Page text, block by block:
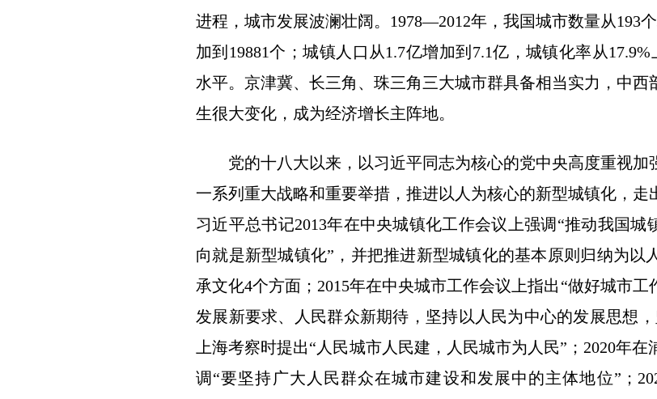
进程，城市发展波澜壮阔。1978—2012年，我国城市数量从193
加到19881个；城镇人口从1.7亿增加到7.1亿，城镇化率从
水平。京津冀、长三角、珠三角三大城市群具备相当实力，中
生很大变化，成为经济增长主阵地。
党的十八大以来，以习近平同志为核心的党中央高度重视加
一系列重大战略和重要举措，推进以人为核心的新型城镇化，走
习近平总书记2013年在中央城镇化工作会议上强调“推动我国城
向就是新型城镇化”，并把推进新型城镇化的基本原则归纳为以
承文化4个方面；2015年在中央城市工作会议上指出“做好城市
发展新要求、人民群众新期待，坚持以人民为中心的发展思想
上海考察时提出“人民城市人民建，人民城市为人民”；2020年
调“要坚持广大人民群众在城市建设和发展中的主体地位”；